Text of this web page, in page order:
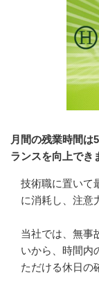
月間の残業時間は
ランスを向上でき
技術職に置いて
に消耗し、注意
当社では、無事
いから、時間内
ただける休日の